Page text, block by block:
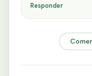
Responder